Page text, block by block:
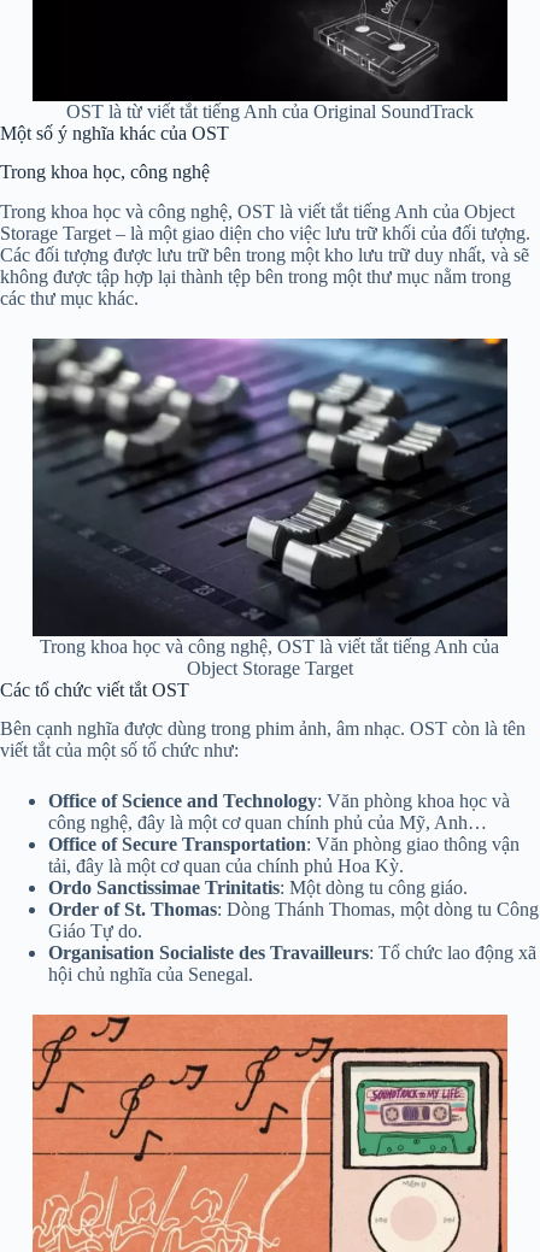
OST là từ viết tắt tiếng Anh của Original SoundTrack
Một số ý nghĩa khác của OST
Trong khoa học, công nghệ
Trong khoa học và công nghệ, OST là viết tắt tiếng Anh của Object
Storage Target – là một giao diện cho việc lưu trữ khối của đối tượng.
Các đối tượng được lưu trữ bên trong một kho lưu trữ duy nhất, và sẽ
không được tập hợp lại thành tệp bên trong một thư mục nằm trong
các thư mục khác.
Trong khoa học và công nghệ, OST là viết tắt tiếng Anh của
Object Storage Target
Các tổ chức viết tắt OST
Bên cạnh nghĩa được dùng trong phim ảnh, âm nhạc. OST còn là tên
viết tắt của một số tổ chức như:
Office of Science and Technology: Văn phòng khoa học và
công nghệ, đây là một cơ quan chính phủ của Mỹ, Anh…
Office of Secure Transportation: Văn phòng giao thông vận
tải, đây là một cơ quan của chính phủ Hoa Kỳ.
Ordo Sanctissimae Trinitatis: Một dòng tu công giáo.
Order of St. Thomas: Dòng Thánh Thomas, một dòng tu Công
Giáo Tự do.
Organisation Socialiste des Travailleurs: Tổ chức lao động xã
hội chủ nghĩa của Senegal.